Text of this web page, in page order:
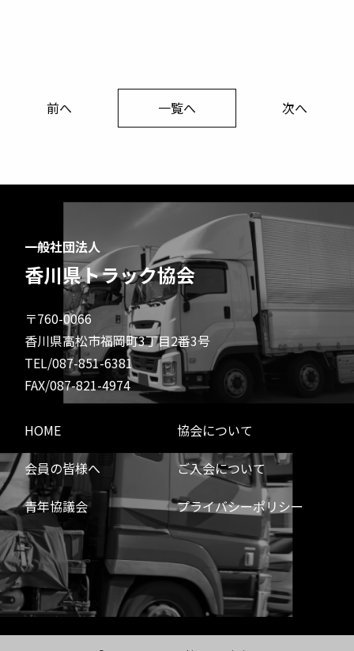
前へ 一覧へ 次へ
一般社団法人
香川県トラック協会
〒760-0066
香川県高松市福岡町3丁目2番3号
TEL/087-851-6381
FAX/087-821-4974
HOME
協会について
会員の皆様へ
ご入会について
青年協議会
プライバシーポリシー